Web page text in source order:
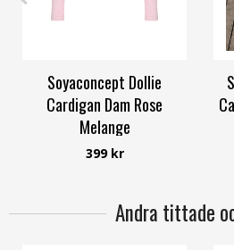
Soyaconcept Dollie
Cardigan Dam Rose
Melange
Soyaconcept
399 kr
Andra tittade